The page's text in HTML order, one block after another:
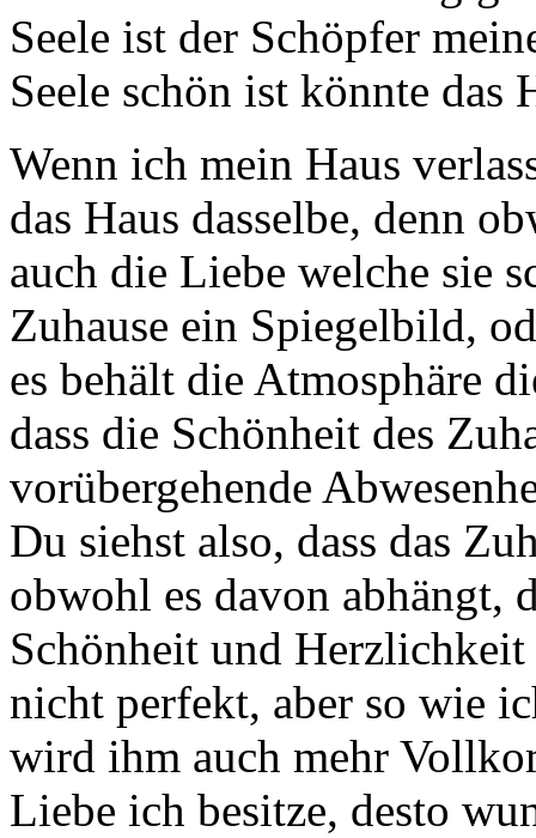
Seele ist der Schöpfer
Seele schön ist könnte das
Wenn ich mein Haus
das Haus dasselbe, denn
auch die Liebe welche sie
Zuhause ein Spiegelbild,
es behält die Atmosphäre
dass die Schönheit des
vorübergehende
Du siehst also, dass das
obwohl es davon abhängt,
Schönheit und
nicht perfekt, aber so wie
wird ihm auch mehr
Liebe ich besitze, desto